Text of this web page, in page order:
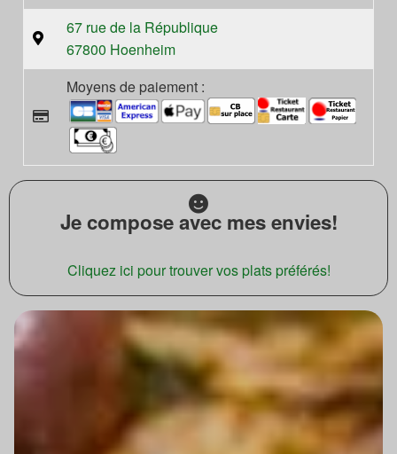
67 rue de la République
67800 Hoenheim
Moyens de paiement :
Je compose avec mes envies!
Cliquez ici pour trouver vos plats préférés!